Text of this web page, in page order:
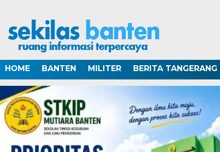
HOME BANTEN MILITER BERITA TANGERANG